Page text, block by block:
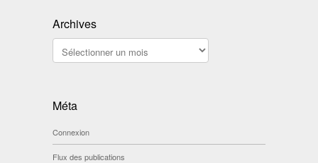
Archives
Archives
Méta
Connexion
Flux des publications